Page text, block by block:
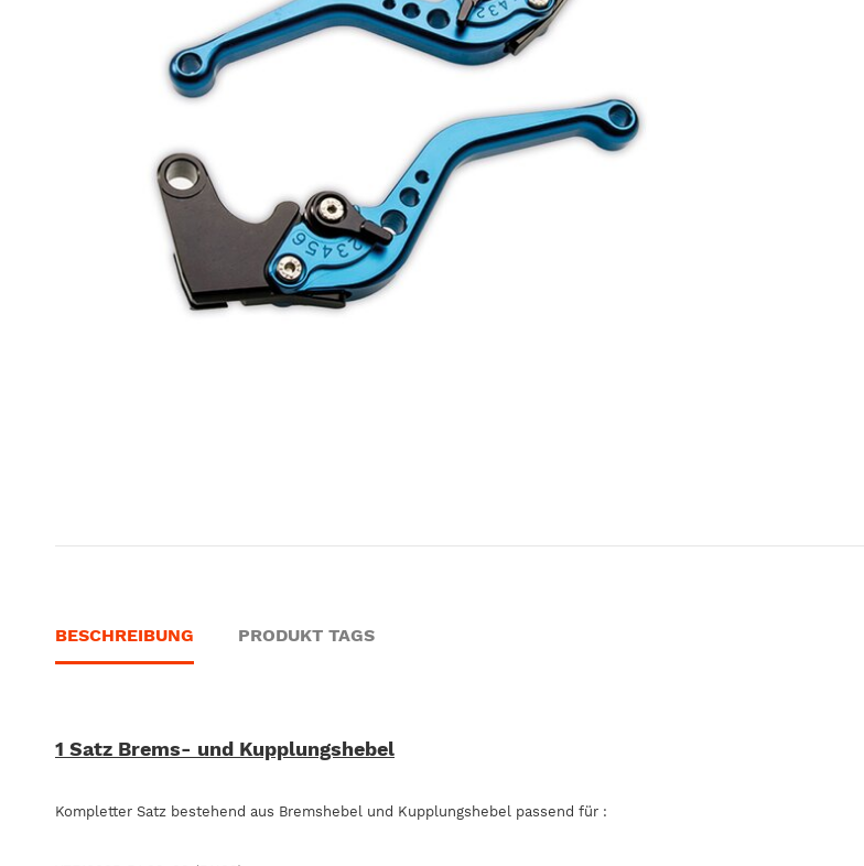
BESCHREIBUNG PRODUKT TAGS
1 Satz Brems- und Kupplungshebel
Kompletter Satz bestehend aus Bremshebel und Kupplungshebel passend für :